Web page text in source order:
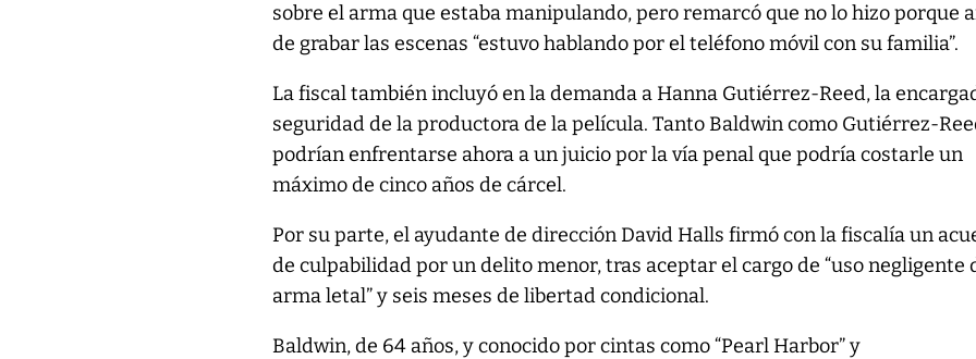
sobre el arma que estaba manipulando, pero remarcó que no lo hizo porque
de grabar las escenas “estuvo hablando por el teléfono móvil con su familia”.
La fiscal también incluyó en la demanda a Hanna Gutiérrez-Reed, la
seguridad de la productora de la película. Tanto Baldwin como Gutiérrez-
podrían enfrentarse ahora a un juicio por la vía penal que podría costarle un
máximo de cinco años de cárcel.
Por su parte, el ayudante de dirección David Halls firmó con la fiscalía un
de culpabilidad por un delito menor, tras aceptar el cargo de “uso negligente
arma letal” y seis meses de libertad condicional.
Baldwin, de 64 años, y conocido por cintas como “Pearl Harbor” y